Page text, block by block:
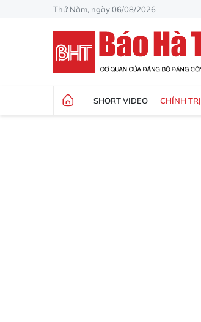
Thứ Năm, ngày 06/08/2026
SHORT VIDEO CHÍNH TRỊ